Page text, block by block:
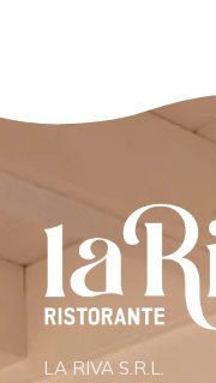
LA RIVA S.R.L.